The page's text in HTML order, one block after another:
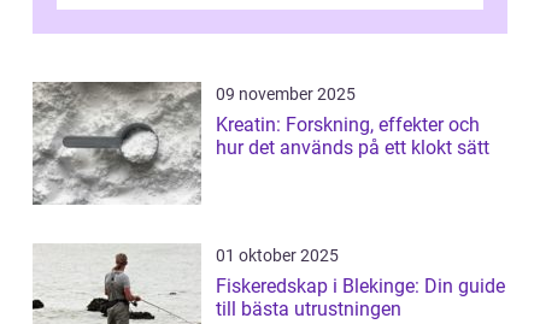
09 november 2025
Kreatin: Forskning, effekter och
hur det används på ett klokt sätt
01 oktober 2025
Fiskeredskap i Blekinge: Din guide
till bästa utrustningen